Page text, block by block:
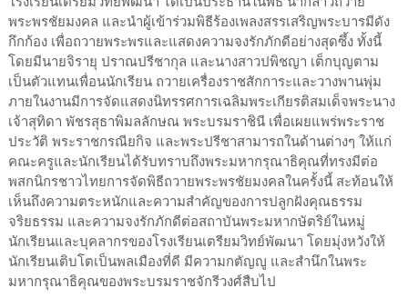
พระพรชัยมงคล และนำผู้เข้าร่วมพิธีร้องเพลงสรรเสริญพระบารมีดัง
กึกก้อง เพื่อถวายพระพรและแสดงความจงรักภักดีอย่างสุดซึ้ง ทั้งนี้
โดยมีนายจิรายุ ปราณปรีชากุล และนางสาวปพิชญา เต็กบุญตาม
เป็นตัวแทนเพื่อนนักเรียน ถวายเครื่องราชสักการะและวางพานพุ่ม
ภายในงานมีการจัดแสดงนิทรรศการเฉลิมพระเกียรติสมเด็จพระนาง
เจ้าสุทิดา พัชรสุธาพิมลลักษณ พระบรมราชินี เพื่อเผยแพร่พระราช
ประวัติ พระราชกรณียกิจ และพระปรีชาสามารถในด้านต่างๆ ให้แก่
คณะครูและนักเรียนได้รับทราบถึงพระมหากรุณาธิคุณที่ทรงมีต่อ
พสกนิกรชาวไทยการจัดพิธีถวายพระพรชัยมงคลในครั้งนี้ สะท้อนให้
เห็นถึงความตระหนักและความสำคัญของการปลูกฝังคุณธรรม
จริยธรรม และความจงรักภักดีต่อสถาบันพระมหากษัตริย์ในหมู่
นักเรียนและบุคลากรของโรงเรียนเตรียมวิทย์พัฒนา โดยมุ่งหวังให้
นักเรียนเติบโตเป็นพลเมืองที่ดี มีความกตัญญู และสำนึกในพระ
มหากรุณาธิคุณของพระบรมราชจักรีวงศ์สืบไป